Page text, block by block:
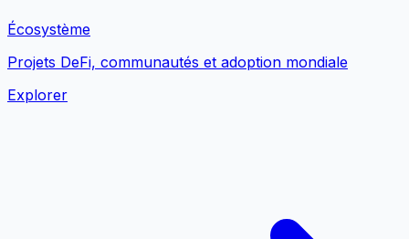
Écosystème
Projets DeFi, communautés et adoption mondiale
Explorer